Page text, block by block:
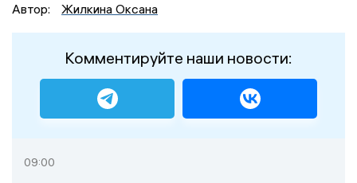
Автор:
Жилкина Оксана
Комментируйте наши новости:
09:00